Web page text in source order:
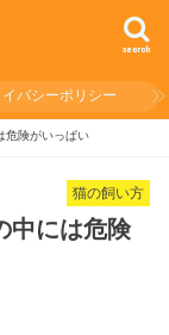
search
イバシーポリシー
危険がいっぱい
猫の飼い方
中には危険